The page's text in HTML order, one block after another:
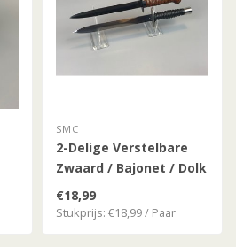
SMC
2-Delige Verstelbare
Zwaard / Bajonet / Dolk
Standaard
€18,99
Stukprijs: €18,99 / Paar